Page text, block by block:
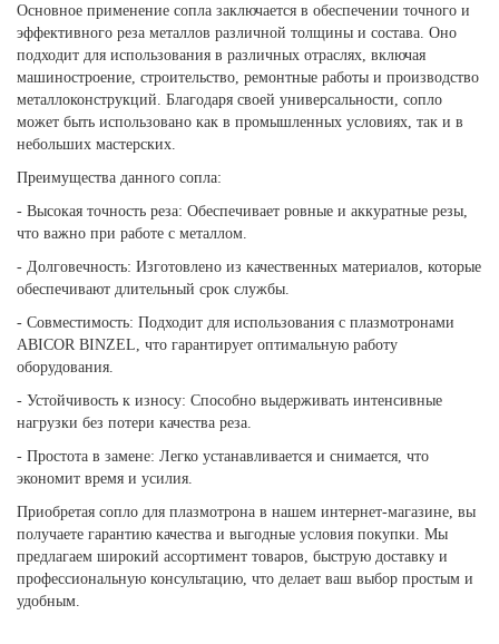
Основное применение сопла заключается в обеспечении точного и
эффективного реза металлов различной толщины и состава. Оно
подходит для использования в различных отраслях, включая
машиностроение, строительство, ремонтные работы и производство
металлоконструкций. Благодаря своей универсальности, сопло
может быть использовано как в промышленных условиях, так и в
небольших мастерских.
Преимущества данного сопла:
- Высокая точность реза: Обеспечивает ровные и аккуратные резы,
что важно при работе с металлом.
- Долговечность: Изготовлено из качественных материалов, которые
обеспечивают длительный срок службы.
- Совместимость: Подходит для использования с плазмотронами
ABICOR BINZEL, что гарантирует оптимальную работу
оборудования.
- Устойчивость к износу: Способно выдерживать интенсивные
нагрузки без потери качества реза.
- Простота в замене: Легко устанавливается и снимается, что
экономит время и усилия.
Приобретая сопло для плазмотрона в нашем интернет-магазине, вы
получаете гарантию качества и выгодные условия покупки. Мы
предлагаем широкий ассортимент товаров, быструю доставку и
профессиональную консультацию, что делает ваш выбор простым и
удобным.